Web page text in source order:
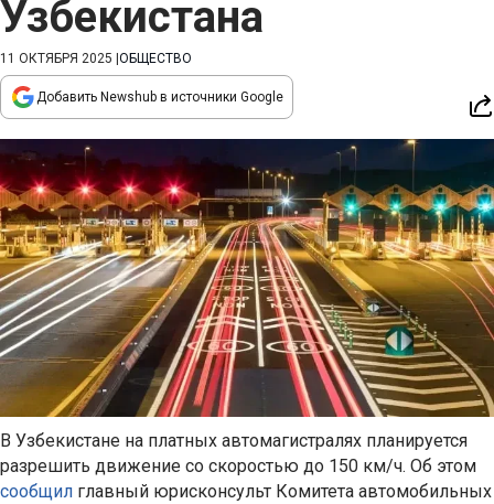
Узбекистана
11 ОКТЯБРЯ 2025 ОБЩЕСТВО
Добавить Newshub в источники Google
В Узбекистане на платных автомагистралях планируется
разрешить движение со скоростью до 150 км/ч. Об этом
сообщил главный юрисконсульт Комитета автомобильных